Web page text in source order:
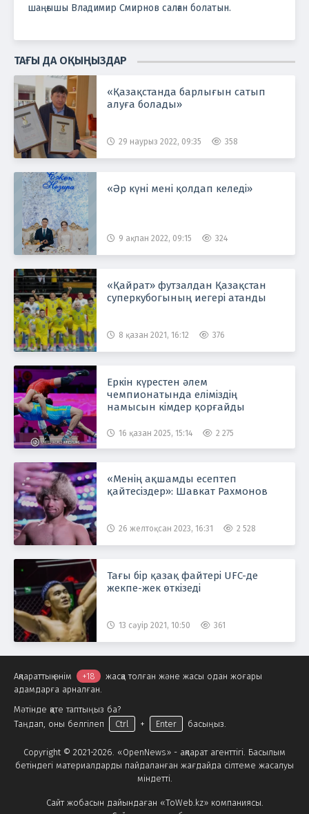
шаңғышы Владимир Смирнов салған болатын.
ТАҒЫ ДА ОҚЫҢЫЗДАР
«Қазақстанда барлығын сатып
алуға болады»
29 наурыз 2022, 09:35 358
«Әр күні мені қолдап келеді»
9 ақпан 2022, 09:15 324
«Қайрат» футзалдан Қазақстан
суперкубогының иегері атанды
8 қазан 2021, 16:12 376
Еркін күрестен әлем
чемпионатында еліміздің
намысын кімдер қорғайды
16 қазан 2025, 15:14 2 275
«Менің ақшамды есептеп
қайтесіздер»: Шавкат Рахмонов
26 желтоқсан 2023, 16:31 2 528
Тағы бір қазақ файтері UFC-де
жекпе-жек өткізеді
13 сәуір 2021, 10:50 361
Copyright © 2021-2026. «OpenNews» - ақпарат агенттігі. Басылым
бетіндегі материалдарды пайдаланған жағдайда сілтеме жасалуы
міндетті.
Сайт жобасын дайындаған «ToWeb.kz» компаниясы.
Ақпараттық өнім +18
жасқа толған және жасы одан жоғары
адамдарға арналған.
Мәтінде қате таптыңыз ба?
Таңдап, оны белгілеп
Ctrl + Enter басыңыз.